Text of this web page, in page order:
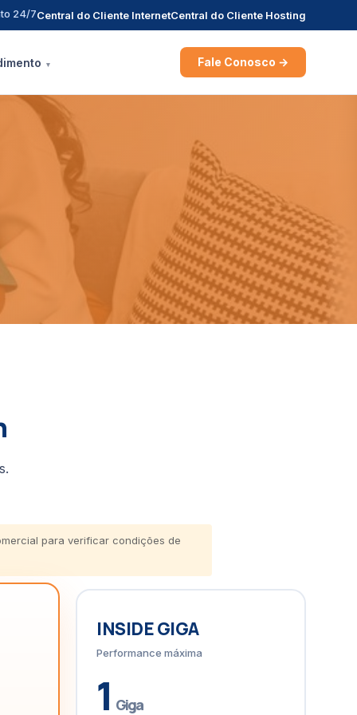
24/7Central do Cliente InternetCentral do Cliente Hosting
Fale Conosco →
para verificar condições de
INSIDE GIGA
Performance máxima
1 Giga